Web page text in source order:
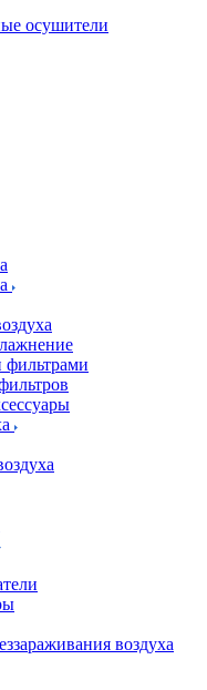
осушители
воздуха